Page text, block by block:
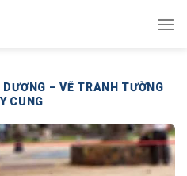
– VẼ TRANH TƯỜNG
CUNG